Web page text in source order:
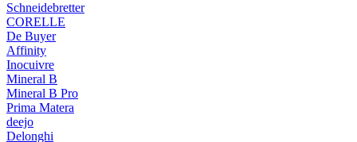
Schneidebretter
CORELLE
De Buyer
Affinity
Inocuivre
Mineral B
Mineral B Pro
Prima Matera
deejo
Delonghi